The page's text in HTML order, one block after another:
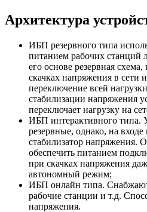
Архитектура
ИБП резервного типа
питанием рабочих станций
его основе резервная
скачках напряжения в
переключение всей
стабилизации напряжения
переключает нагрузку на
ИБП интерактивного типа.
резервные, однако, на
стабилизатор напряжения.
обеспечить питанием
при скачках напряжения
автономный режим;
ИБП онлайн типа.
рабочие станции и т.д.
напряжения.